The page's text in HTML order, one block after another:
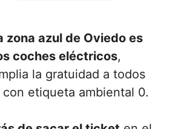
zona azul de Oviedo es
coches eléctricos,
la gratuidad a todos
etiqueta ambiental 0.